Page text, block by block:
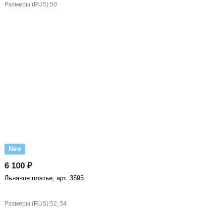
Размеры (RUS):50
New
6 100 ₽
Льняное платье, арт. 3595
Размеры (RUS):52, 54